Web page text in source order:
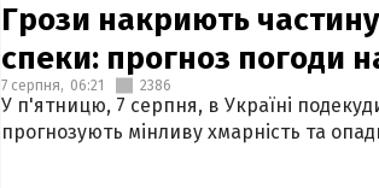
Грози накриють
спеки: прогноз погоди
7 серпня, 06:21 2386
У п'ятницю, 7 серпня, в Україні
прогнозують мінливу хмарність та